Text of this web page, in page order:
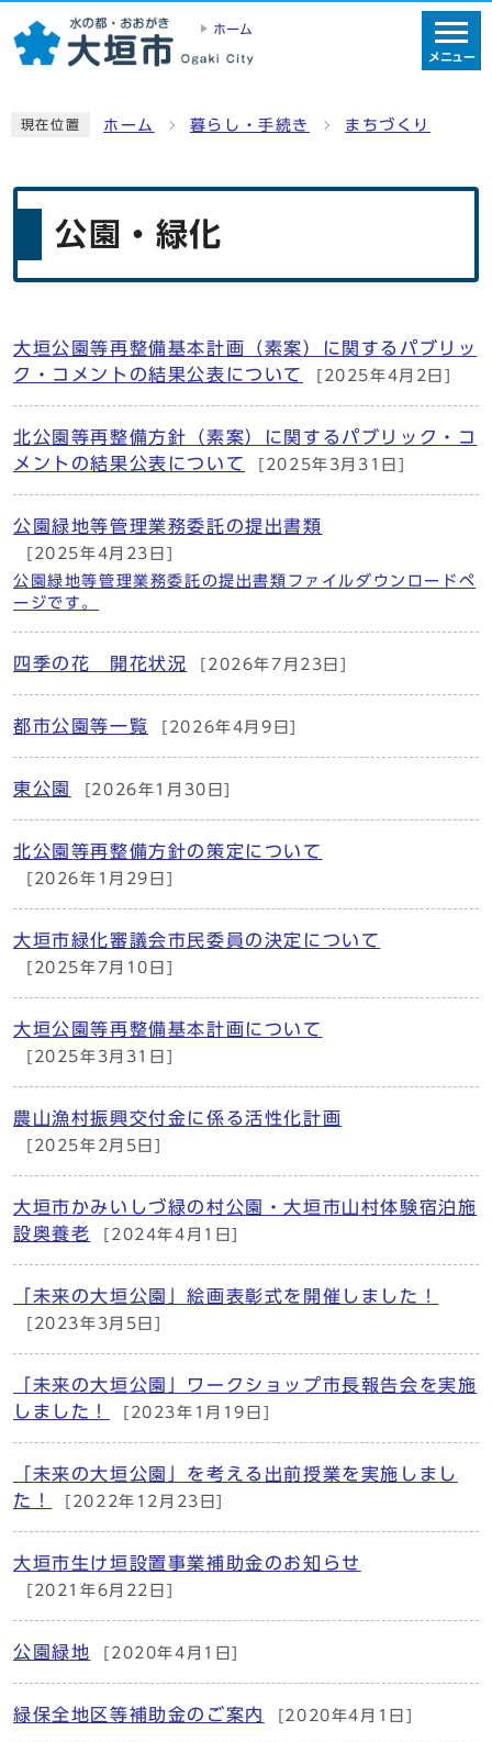
ホーム
メニュー
現在位置 ホーム 暮らし・手続き まちづくり
公園・緑化
メインメニュー
大垣公園等再整備基本計画（素案）に関するパブリッ
ク・コメントの結果公表について
[2025年4月2日]
北公園等再整備方針（素案）に関するパブリック・コ
メントの結果公表について
[2025年3月31日]
公園緑地等管理業務委託の提出書類
[2025年4月23日]
公園緑地等管理業務委託の提出書類ファイルダウンロードペ
ージです。
四季の花 開花状況 [2026年7月23日]
都市公園等一覧 [2026年4月9日]
東公園 [2026年1月30日]
北公園等再整備方針の策定について
[2026年1月29日]
大垣市緑化審議会市民委員の決定について
[2025年7月10日]
大垣公園等再整備基本計画について
[2025年3月31日]
農山漁村振興交付金に係る活性化計画
[2025年2月5日]
大垣市かみいしづ緑の村公園・大垣市山村体験宿泊施
設奥養老
[2024年4月1日]
「未来の大垣公園」絵画表彰式を開催しました！
[2023年3月5日]
「未来の大垣公園」ワークショップ市長報告会を実施
しました！
[2023年1月19日]
「未来の大垣公園」を考える出前授業を実施しまし
た！
[2022年12月23日]
大垣市生け垣設置事業補助金のお知らせ
[2021年6月22日]
公園緑地 [2020年4月1日]
緑保全地区等補助金のご案内 [2020年4月1日]